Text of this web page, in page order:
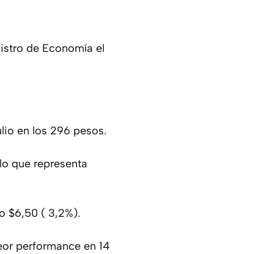
de Economía el
en los 296 pesos.
que representa
$6,50 ( 3,2%).
performance en 14